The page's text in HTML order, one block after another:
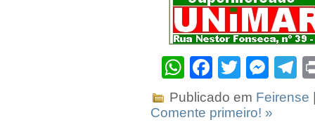
WhatsApp
Facebook
Twitter
Publicado em Feirense
Comente primeiro! »